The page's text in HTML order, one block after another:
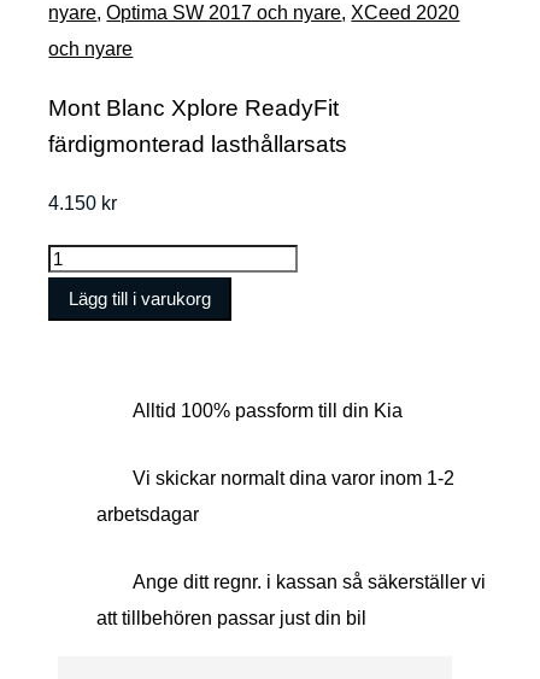
nyare,Optima SW 2017 och nyare, XCeed 2020
och nyare
Mont Blanc Xplore ReadyFit
färdigmonterad lasthållarsats
4.150 kr
Lasthållare
Mont
mängd
Lägg till i varukorg
Alltid 100% passform till din Kia
Vi skickar normalt dina varor inom 1-2
arbetsdagar
Ange ditt regnr. i kassan så säkerställer vi
att tillbehören passar just din bil